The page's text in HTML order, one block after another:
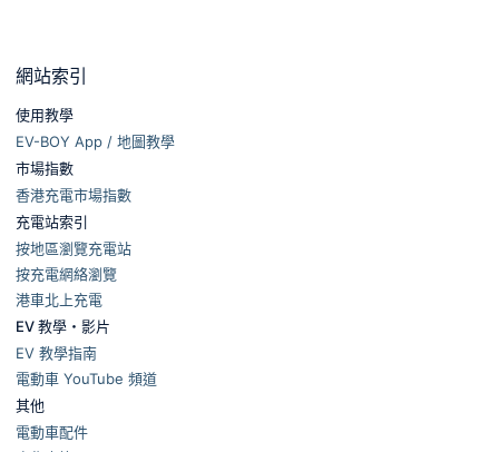
網站索引
使用教學
EV-BOY App / 地圖教學
市場指數
香港充電市場指數
充電站索引
按地區瀏覽充電站
按充電網絡瀏覽
港車北上充電
EV 教學・影片
EV 教學指南
電動車 YouTube 頻道
其他
電動車配件